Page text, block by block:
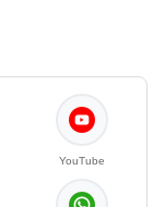
YouTube